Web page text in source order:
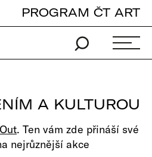
PROGRAM ČT ART
A KULTUROU
. Ten vám zde přináší své
nejrůznější akce